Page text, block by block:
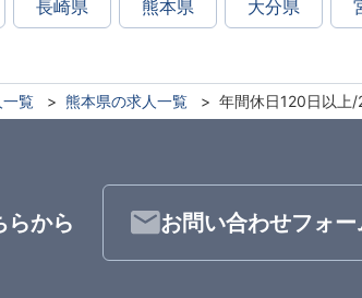
長崎県 熊本県 大分県
覧 熊本県の求人一覧 年間休日120日以上
らから お問い合わせフォー